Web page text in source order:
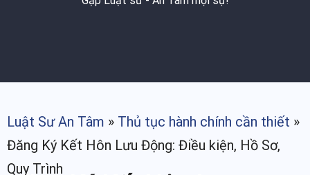
Luật Sư An Tâm » Thủ tục hành chính cần thiết »
Đăng Ký Kết Hôn Lưu Động: Điều kiện, Hồ Sơ,
Quy Trình